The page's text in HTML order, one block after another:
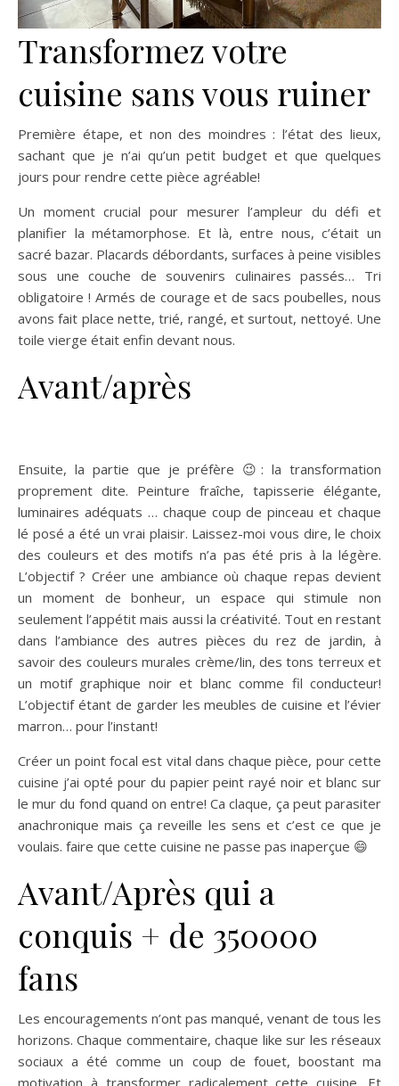
Transformez votre
cuisine sans vous ruiner
Première étape, et non des moindres : l’état des lieux,
sachant que je n’ai qu’un petit budget et que quelques
jours pour rendre cette pièce agréable!
Un moment crucial pour mesurer l’ampleur du défi et
planifier la métamorphose. Et là, entre nous, c’était un
sacré bazar. Placards débordants, surfaces à peine visibles
sous une couche de souvenirs culinaires passés… Tri
obligatoire ! Armés de courage et de sacs poubelles, nous
avons fait place nette, trié, rangé, et surtout, nettoyé. Une
toile vierge était enfin devant nous.
Avant/après
Ensuite, la partie que je préfère 😉: la transformation
proprement dite. Peinture fraîche, tapisserie élégante,
luminaires adéquats … chaque coup de pinceau et chaque
lé posé a été un vrai plaisir. Laissez-moi vous dire, le choix
des couleurs et des motifs n’a pas été pris à la légère.
L’objectif ? Créer une ambiance où chaque repas devient
un moment de bonheur, un espace qui stimule non
seulement l’appétit mais aussi la créativité. Tout en restant
dans l’ambiance des autres pièces du rez de jardin, à
savoir des couleurs murales crème/lin, des tons terreux et
un motif graphique noir et blanc comme fil conducteur!
L’objectif étant de garder les meubles de cuisine et l’évier
marron… pour l’instant!
Créer un point focal est vital dans chaque pièce, pour cette
cuisine j’ai opté pour du papier peint rayé noir et blanc sur
le mur du fond quand on entre! Ca claque, ça peut parasiter
anachronique mais ça reveille les sens et c’est ce que je
voulais. faire que cette cuisine ne passe pas inaperçue 😄
Avant/Après qui a
conquis + de 350000
fans
Les encouragements n’ont pas manqué, venant de tous les
horizons. Chaque commentaire, chaque like sur les réseaux
sociaux a été comme un coup de fouet, boostant ma